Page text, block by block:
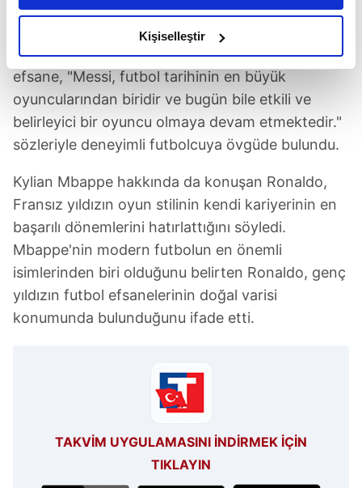
amacımızın size daha iyi bir reklam deneyimi sunmak
olduğunu ve sizlere en iyi içerikleri sunabilmek adına
elimizden gelen çabayı gösterdiğimizi ve bu noktada,
reklamların maliyetlerimizi karşılamak noktasında tek gelir
kalemimiz olduğunu sizlere hatırlatmak isteriz.
Her halükârda, kullanıcılar, bu çerezlere izin vermedikleri
takdirde, kullanıcılara hedefli reklamlar
Sizlere daha iyi bir hizmet sunabilmek için İnternet
Sitemizde kendimize ve üçüncü kişilere ait çerezler
kullanılmaktadır. Bu çerezler vasıtasıyla çeşitli kişisel
verileriniz işlenmekte olup gerekli olan çerezler bilgi
toplumu hizmetlerinin sunulması amacıyla
kullanılmaktadır. Diğer çerezler, sitemizin daha işlevsel
kılınması ve kişiselleştirilmesi ve sizlere yönelik
Çerezlere ilişkin tercihlerinizi aşağıda yer alan panel
için Ayarlar butonuna tıklayabilir,Çerez Bilgilendirme
ziyaret edebilirsiniz.
Kişiselleştir
Lionel Messi için ayrı bir değerlendirme yapan
Ronaldo, Arjantinli yıldızın futbol tarihindeki
yerinin tartışılmaz olduğunu dile getirdi. Brezilyalı
efsane, "Messi, futbol tarihinin en büyük
oyuncularından biridir ve bugün bile etkili ve
belirleyici bir oyuncu olmaya devam etmektedir."
sözleriyle deneyimli futbolcuya övgüde bulundu.
Kylian Mbappe hakkında da konuşan Ronaldo,
Fransız yıldızın oyun stilinin kendi kariyerinin en
başarılı dönemlerini hatırlattığını söyledi.
Mbappe'nin modern futbolun en önemli
isimlerinden biri olduğunu belirten Ronaldo, genç
yıldızın futbol efsanelerinin doğal varisi
konumunda bulunduğunu ifade etti.
TAKVİM UYGULAMASINI İNDİRMEK İÇİN
TIKLAYIN